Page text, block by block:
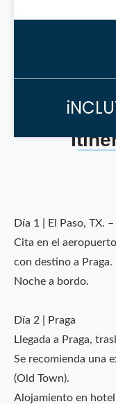
Día 1 | El Paso, TX. –
Cita en el
con destino a Praga.
Noche a bordo.
Día 2 | Praga
Llegada a Praga,
Se recomienda una
(Old Town).
Alojamiento en